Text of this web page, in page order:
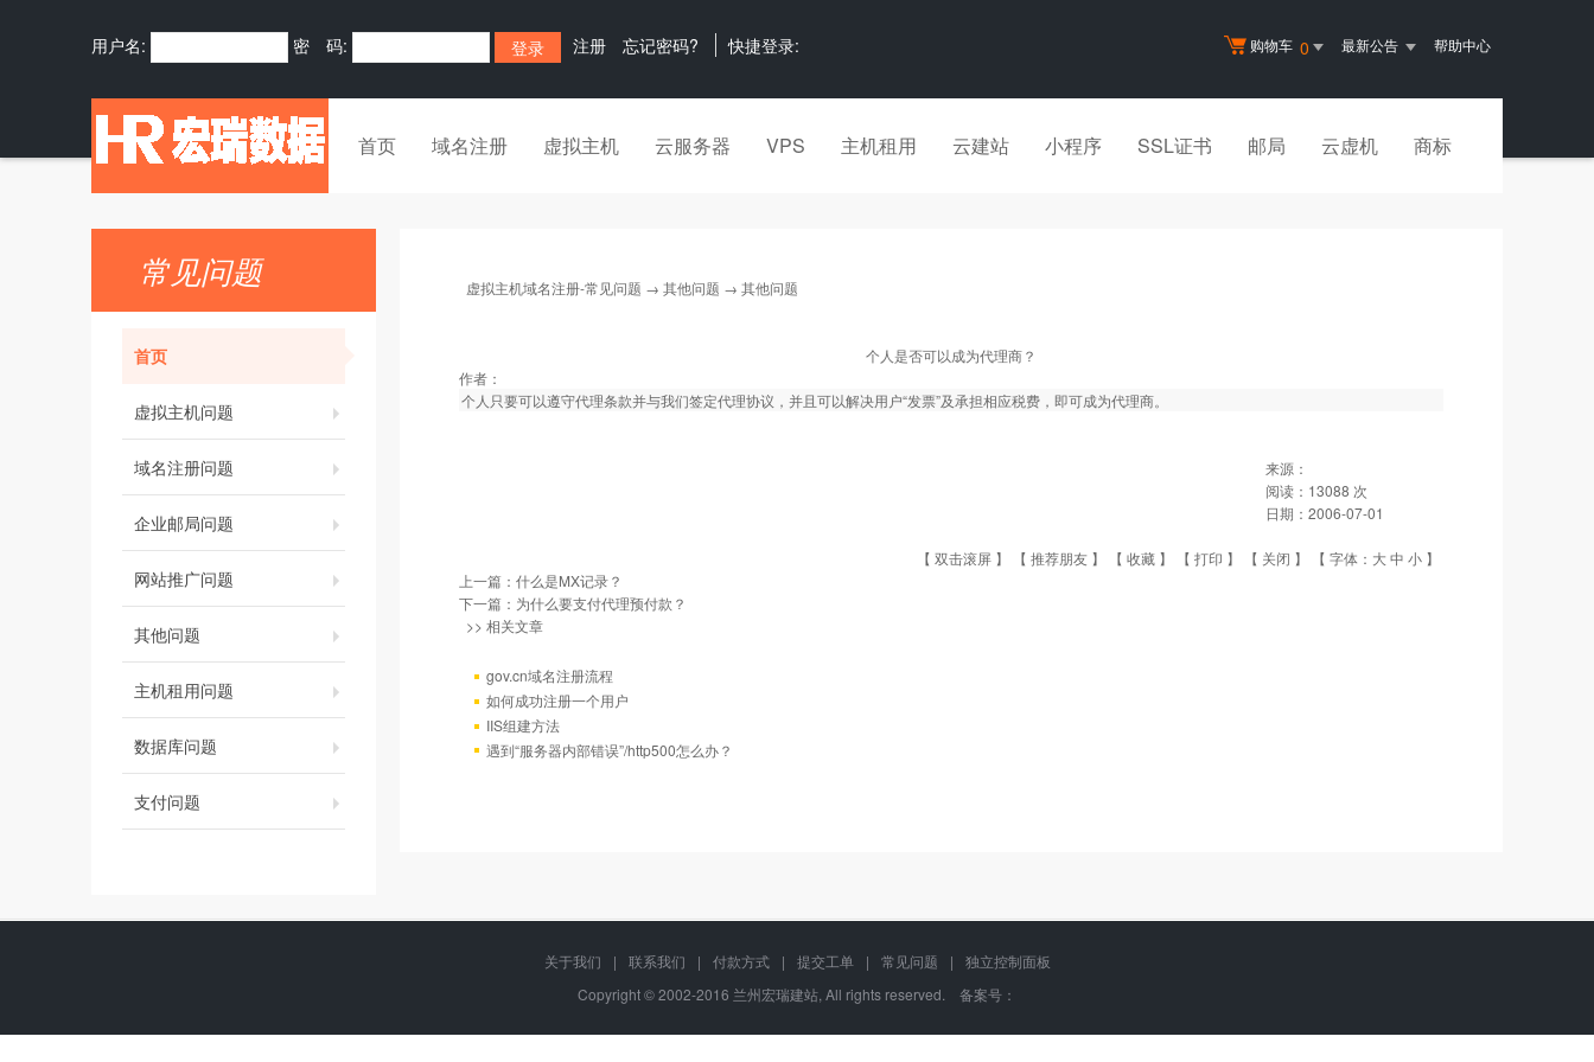
购物车 0 最新公告 帮助中心
用户名: 密 码: 注册 忘记密码? 快捷登录:
首页 域名注册 虚拟主机 云服务器 VPS 主机租用 云建站 小程序 SSL证书 邮局 云虚机 商标
常见问题
首页
虚拟主机问题
域名注册问题
企业邮局问题
网站推广问题
其他问题
主机租用问题
数据库问题
支付问题
虚拟主机域名注册-常见问题 → 其他问题 → 其他问题
个人是否可以成为代理商？
作者：
个人只要可以遵守代理条款并与我们签定代理协议，并且可以解决用户“发票”及承担相应税费，即可成为代理商。
来源：
阅读： 13088 次
日期： 2006-07-01
【 双击滚屏 】 【 推荐朋友 】 【 收藏 】 【 打印 】 【 关闭 】 【 字体： 大中 小 】
上一篇： 什么是MX记录？
下一篇： 为什么要支付代理预付款？
>> 相关文章
gov.cn域名注册流程
如何成功注册一个用户
IIS组建方法
遇到“服务器内部错误”/http500怎么办？
关于我们 | 联系我们 | 付款方式 | 提交工单 | 常见问题 |
独立控制面板
Copyright © 2002-2016 兰州宏瑞建站, All rights reserved. 备案号：